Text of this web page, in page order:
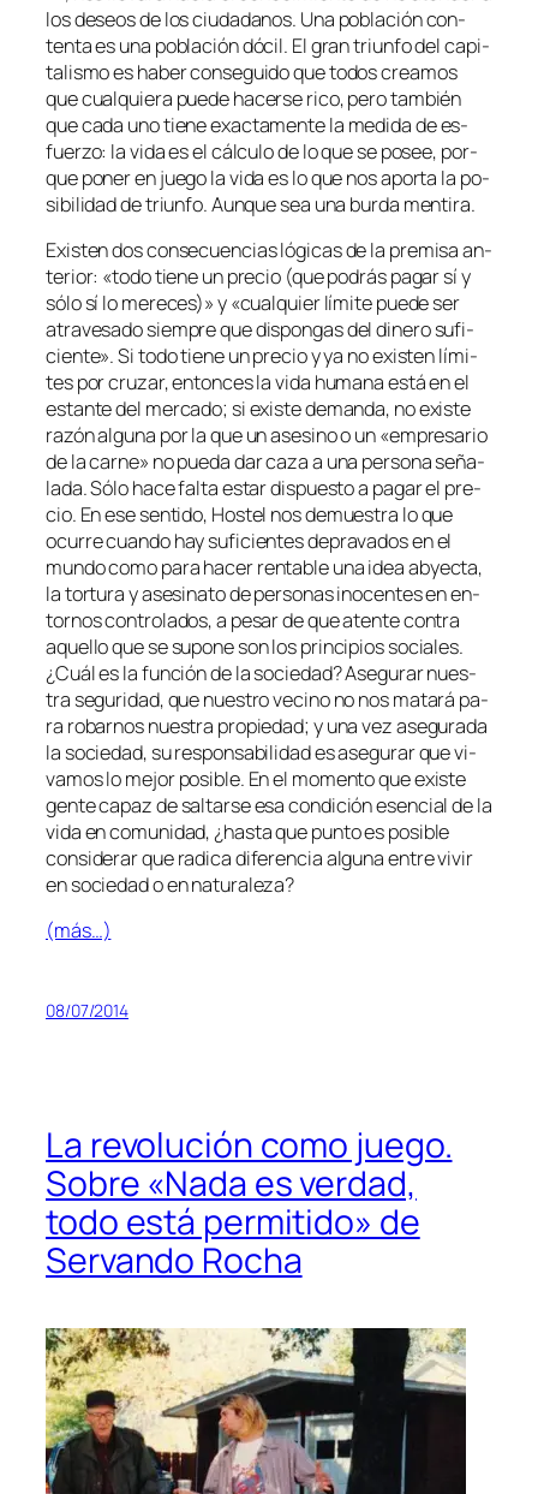
los de­seos de los ciu­da­da­nos. Una po­bla­ción con­
ten­ta es una po­bla­ción dó­cil. El gran triun­fo del ca­pi­
ta­lis­mo es ha­ber con­se­gui­do que to­dos crea­mos
que cual­quie­ra pue­de ha­cer­se ri­co, pe­ro tam­bién
que ca­da uno tie­ne exac­ta­men­te la me­di­da de es­
fuer­zo: la vi­da es el cálcu­lo de lo que se po­see, por­
que po­ner en jue­go la vi­da es lo que nos apor­ta la po­
si­bi­li­dad de triun­fo. Aunque sea una bur­da mentira.
Existen dos con­se­cuen­cias ló­gi­cas de la pre­mi­sa an­
te­rior: «to­do tie­ne un pre­cio (que po­drás pa­gar sí y
só­lo sí lo me­re­ces)» y «cual­quier lí­mi­te pue­de ser
atra­ve­sa­do siem­pre que dis­pon­gas del di­ne­ro su­fi­
cien­te». Si to­do tie­ne un pre­cio y ya no exis­ten lí­mi­
tes por cru­zar, en­ton­ces la vi­da hu­ma­na es­tá en el
es­tan­te del mer­ca­do; si exis­te de­man­da, no exis­te
ra­zón al­gu­na por la que un ase­sino o un «em­pre­sa­rio
de la car­ne» no pue­da dar ca­za a una per­so­na se­ña­
la­da. Sólo ha­ce fal­ta es­tar dis­pues­to a pa­gar el pre­
cio. En ese sen­ti­do, Hostel nos de­mues­tra lo que
ocu­rre cuan­do hay su­fi­cien­tes de­pra­va­dos en el
mun­do co­mo pa­ra ha­cer ren­ta­ble una idea ab­yec­ta,
la tor­tu­ra y ase­si­na­to de per­so­nas ino­cen­tes en en­
tor­nos con­tro­la­dos, a pe­sar de que aten­te con­tra
aque­llo que se su­po­ne son los prin­ci­pios so­cia­les.
¿Cuál es la fun­ción de la so­cie­dad? Asegurar nues­
tra se­gu­ri­dad, que nues­tro ve­cino no nos ma­ta­rá pa­
ra ro­bar­nos nues­tra pro­pie­dad; y una vez ase­gu­ra­da
la so­cie­dad, su res­pon­sa­bi­li­dad es ase­gu­rar que vi­
va­mos lo me­jor po­si­ble. En el mo­men­to que exis­te
gen­te ca­paz de sal­tar­se esa con­di­ción esen­cial de la
vi­da en co­mu­ni­dad, ¿has­ta que pun­to es po­si­ble
con­si­de­rar que ra­di­ca di­fe­ren­cia al­gu­na en­tre vi­vir
en so­cie­dad o en naturaleza?
(más…)
08/07/2014
La revolución como juego.
Sobre «Nada es verdad,
todo está permitido» de
Servando Rocha